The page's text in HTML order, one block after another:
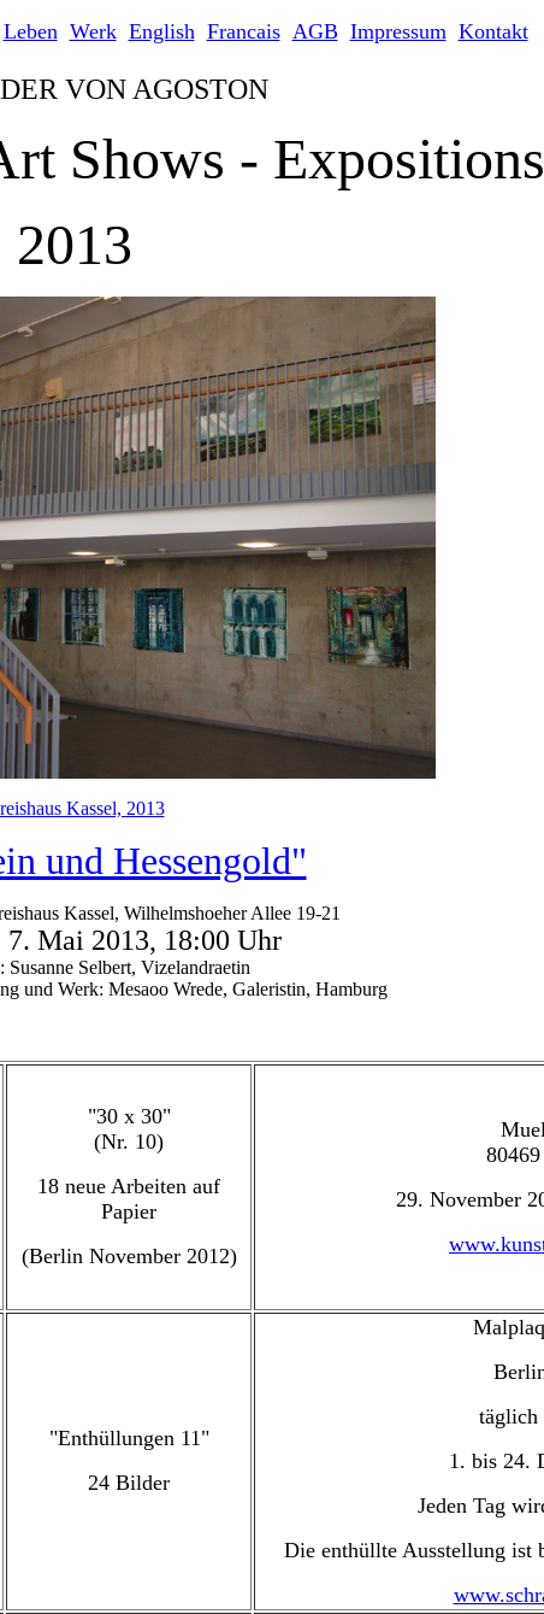
Leben Werk English Francais AGB Impressum Kontakt
VON AGOSTON
Shows - Expositions
2013
Kassel, 2013
und Hessengold"
Kassel, Wilhelmshoeher Allee 19-21
7. Mai 2013, 18:00 Uhr
Susanne Selbert, Vizelandraetin
und Werk: Mesaoo Wrede, Galeristin, Hamburg
"30 x 30"
(Nr. 10)
18 neue Arbeiten auf
Papier
(Berlin November 2012)
29. November
"Enthüllungen 11"
24 Bilder
täglich
1. bis 24.
Jeden Tag
Die enthüllte Ausstellung ist